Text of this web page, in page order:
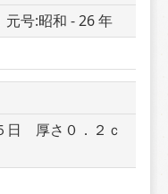
元号:昭和 - 26 年
　厚さ０．２ｃ